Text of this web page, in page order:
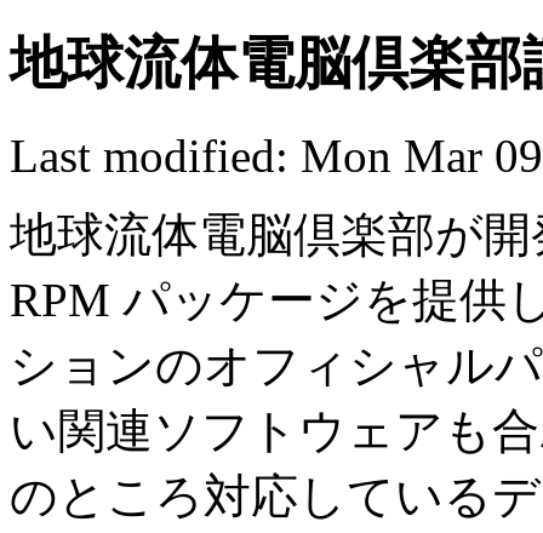
地球流体電脳倶楽
Last modified: Mon Mar
地球流体電脳倶楽部が
RPM パッケージを提供
ションのオフィシャル
い関連ソフトウェアも
のところ対応している